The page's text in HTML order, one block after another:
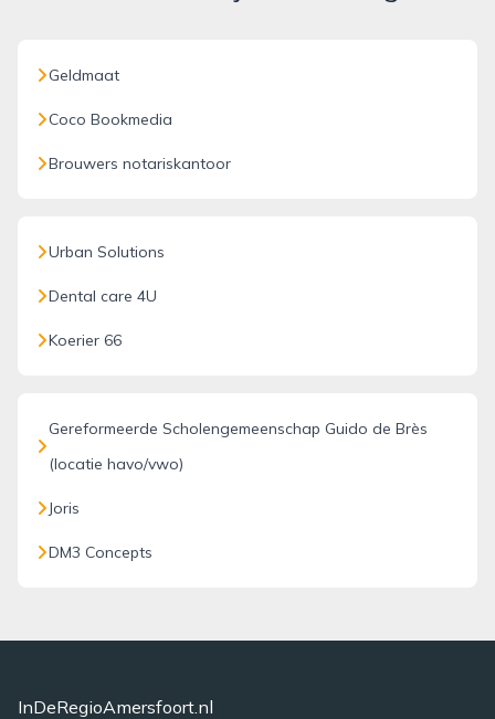
Geldmaat
Coco Bookmedia
Brouwers notariskantoor
Urban Solutions
Dental care 4U
Koerier 66
Gereformeerde Scholengemeenschap Guido de Brès
(locatie havo/vwo)
Joris
DM3 Concepts
InDeRegioAmersfoort.nl